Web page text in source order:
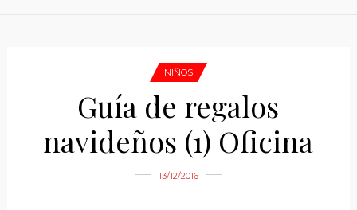
NIÑOS
Guía de regalos
navideños (1) Oficina
13/12/2016